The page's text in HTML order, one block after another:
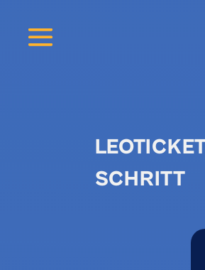
SCHRITT